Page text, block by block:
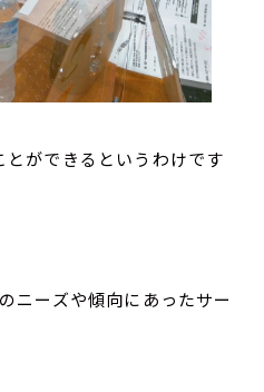
ができるというわけです
ニーズや傾向にあったサー